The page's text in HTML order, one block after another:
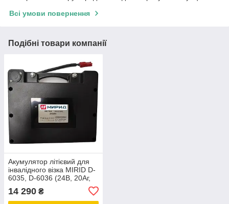
Всі умови повернення
Подібні товари компанії
Акумулятор літієвий для
інвалідного візка MIRID D-
6035, D-6036 (24В, 20Аг,
14 290 ₴